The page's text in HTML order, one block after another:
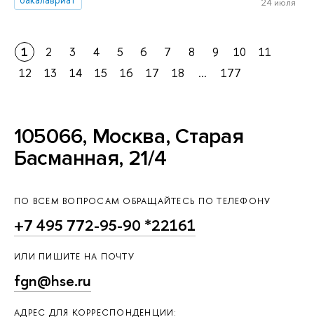
1 2 3 4 5 6 7 8 9 10
11
12
13 14 15 16 17 18 ... 177
105066, Москва, Старая
Басманная, 21/4
ПО ВСЕМ ВОПРОСАМ ОБРАЩАЙТЕСЬ ПО ТЕЛЕФОНУ
+7 495 772-95-90 *22161
ИЛИ ПИШИТЕ НА ПОЧТУ
fgn@hse.ru
АДРЕС ДЛЯ КОРРЕСПОНДЕНЦИИ: